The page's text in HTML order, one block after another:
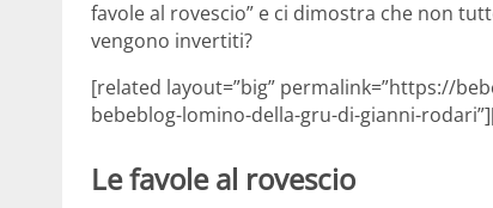
favole al rovescio” e ci dimostra che non
vengono invertiti?
[related layout=”big” permalink=”https://
bebeblog-lomino-della-gru-di-gianni-
Le favole al rovescio